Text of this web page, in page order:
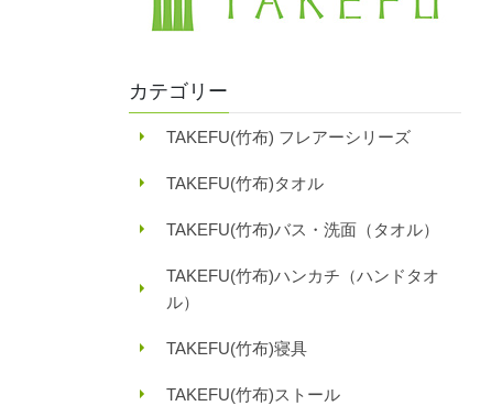
カテゴリー
TAKEFU(竹布) フレアーシリーズ
TAKEFU(竹布)タオル
TAKEFU(竹布)バス・洗面（タオル）
TAKEFU(竹布)ハンカチ（ハンドタオ
ル）
TAKEFU(竹布)寝具
TAKEFU(竹布)ストール